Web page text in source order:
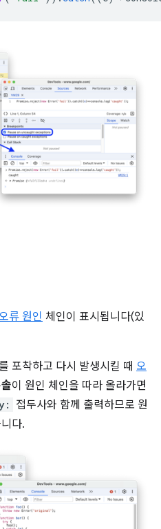
오류 원인 체인이 표시됩니다(있
포착하고 다시 발생시킬 때 오
이 원인 체인을 따라 올라가면
접두사와 함께 출력하므로 원
다.